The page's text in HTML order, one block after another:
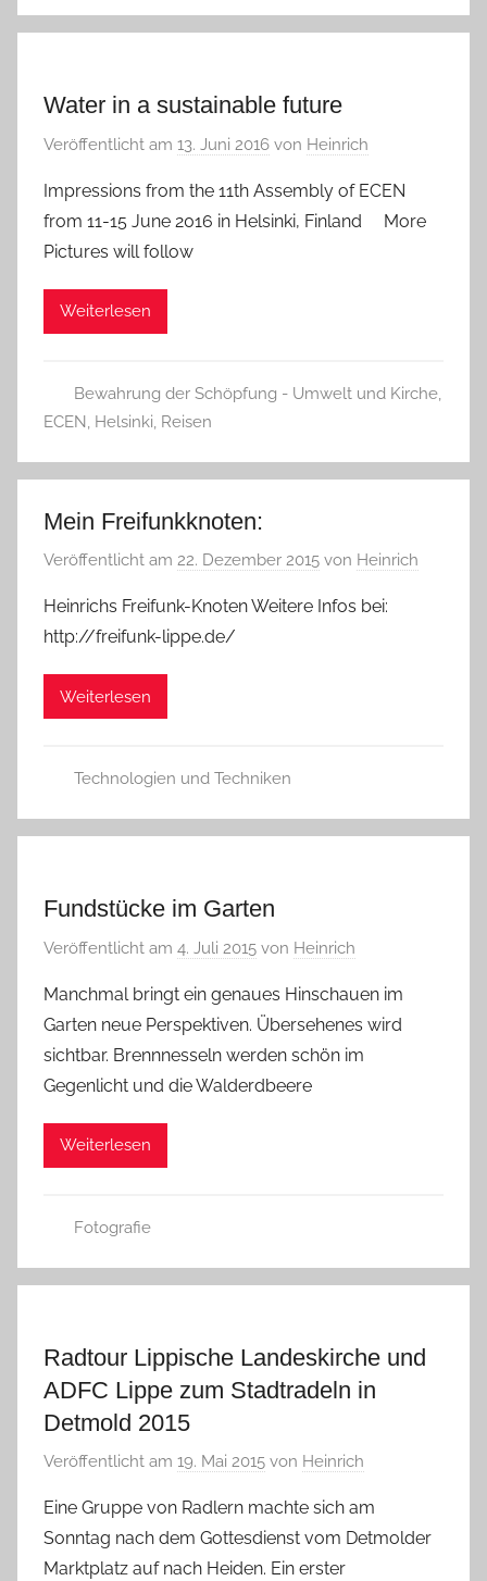
Water in a sustainable future
Veröffentlicht am 13. Juni 2016 von Heinrich
Impressions from the 11th Assembly of ECEN
from 11-15 June 2016 in Helsinki, Finland More
Pictures will follow
Weiterlesen
Bewahrung der Schöpfung - Umwelt und Kirche,
ECEN, Helsinki, Reisen
Mein Freifunkknoten:
Veröffentlicht am 22. Dezember 2015 von Heinrich
Heinrichs Freifunk-Knoten Weitere Infos bei:
http://freifunk-lippe.de/
Weiterlesen
Technologien und Techniken
Fundstücke im Garten
Veröffentlicht am 4. Juli 2015 von Heinrich
Manchmal bringt ein genaues Hinschauen im
Garten neue Perspektiven. Übersehenes wird
sichtbar. Brennnesseln werden schön im
Gegenlicht und die Walderdbeere
Weiterlesen
Fotografie
Radtour Lippische Landeskirche und
ADFC Lippe zum Stadtradeln in
Detmold 2015
Veröffentlicht am 19. Mai 2015 von Heinrich
Eine Gruppe von Radlern machte sich am
Sonntag nach dem Gottesdienst vom Detmolder
Marktplatz auf nach Heiden. Ein erster